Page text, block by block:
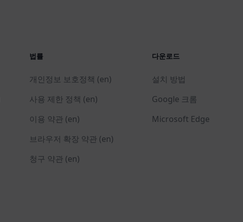
법률
개인정보 보호정책 (en)
사용 제한 정책 (en)
이용 약관 (en)
브라우저 확장 약관 (en)
청구 약관 (en)
다운로드
설치 방법
Google 크롬
Microsoft Edge